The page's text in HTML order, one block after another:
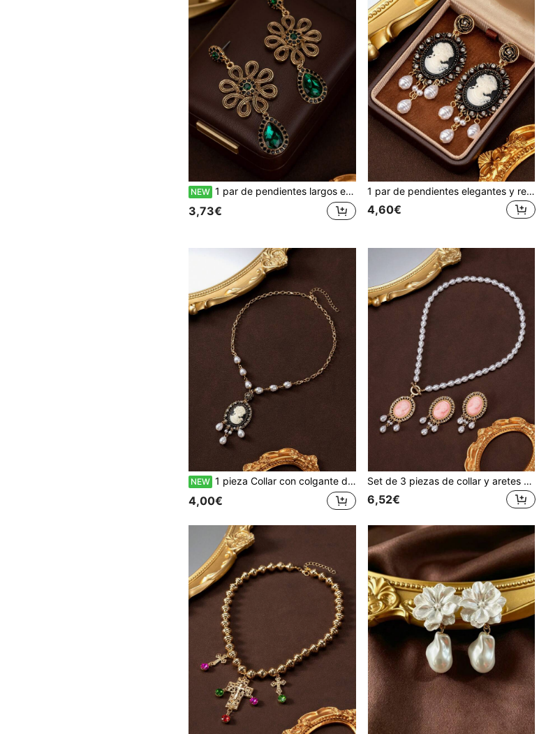
NEW 1 par de pendientes largos exagerados de gran tamaño, estilo vintage elegante y de lujo, con vidrio verde en forma de lágrima y flor, multi-elementos, con brillantes de strass, artesanía pesada
3,73€
1 par de pendientes elegantes y retro con forma de flor, con perlas falsas, cristales de imitación y borlas con cuentas
4,60€
NEW 1 pieza Collar con colgante de retrato con forma de flor, perlas falsas, strass brillante y borla de cuentas, estilo vintage elegante y de moda
4,00€
Set de 3 piezas de collar y aretes con colgante de retrato, borlas y adornos de perlas falsas y rhinestones en estilo vintage elegante y lujoso, en estilo barroco
6,52€